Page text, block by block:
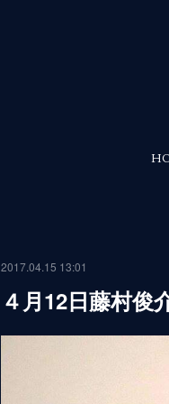
2017.04.15 13:01
４月12日藤村俊